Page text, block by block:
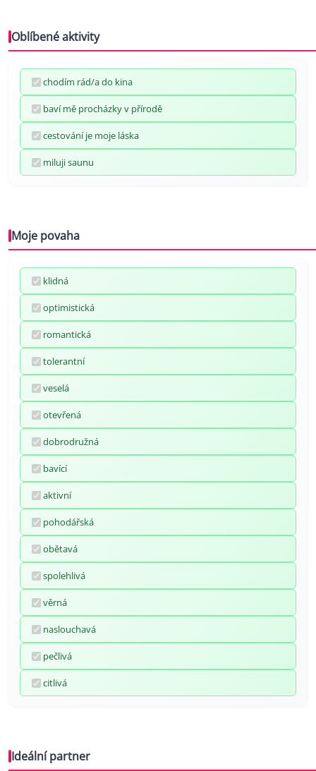
Oblíbené aktivity
chodím rád/a do kina
baví mě procházky v přírodě
cestování je moje láska
miluji saunu
Moje povaha
klidná
optimistická
romantická
tolerantní
veselá
otevřená
dobrodružná
bavící
aktivní
pohodářská
obětavá
spolehlivá
věrná
naslouchavá
pečlivá
citlivá
Ideální partner